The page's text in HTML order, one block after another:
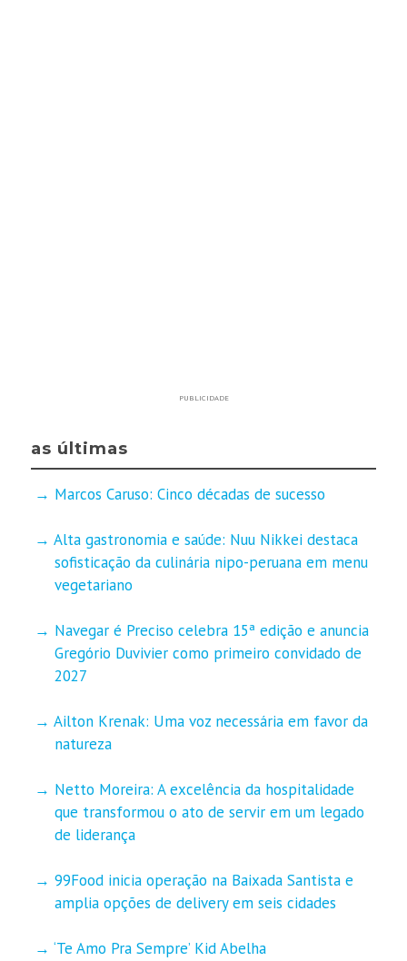
PUBLICIDADE
as últimas
Marcos Caruso: Cinco décadas de sucesso
Alta gastronomia e saúde: Nuu Nikkei destaca
sofisticação da culinária nipo-peruana em menu
vegetariano
Navegar é Preciso celebra 15ª edição e anuncia
Gregório Duvivier como primeiro convidado de
2027
Ailton Krenak: Uma voz necessária em favor da
natureza
Netto Moreira: A excelência da hospitalidade
que transformou o ato de servir em um legado
de liderança
99Food inicia operação na Baixada Santista e
amplia opções de delivery em seis cidades
‘Te Amo Pra Sempre’ Kid Abelha